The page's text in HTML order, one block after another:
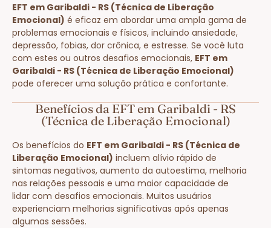
EFT em Garibaldi - RS (Técnica de Liberação
Emocional) é eficaz em abordar uma ampla gama de
problemas emocionais e físicos, incluindo ansiedade,
depressão, fobias, dor crônica, e estresse. Se você luta
com estes ou outros desafios emocionais, EFT em
Garibaldi - RS (Técnica de Liberação Emocional)
pode oferecer uma solução prática e confortante.
Benefícios da EFT em Garibaldi - RS
(Técnica de Liberação Emocional)
Os benefícios do EFT em Garibaldi - RS (Técnica de
Liberação Emocional) incluem alívio rápido de
sintomas negativos, aumento da autoestima, melhoria
nas relações pessoais e uma maior capacidade de
lidar com desafios emocionais. Muitos usuários
experienciam melhorias significativas após apenas
algumas sessões.